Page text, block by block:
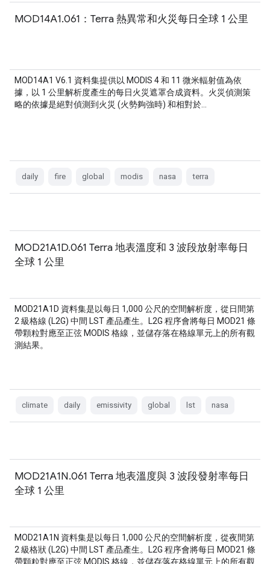
MOD14A1.061：Terra 熱異常和火災每日全球 1 公里
MOD14A1 V6.1 資料集提供以 MODIS 4 和 11 微米輻射值為依
據，以 1 公里解析度產生的每日火災遮罩合成資料。火災偵測策
略的依據是絕對偵測到火災 (火勢夠強時) 和相對於…
daily fire global modis nasa terra
MOD21A1D.061 Terra 地表溫度和 3 波段放射率每日
全球 1 公里
MOD21A1D 資料集是以每日 1,000 公尺的空間解析度，從日間第
2 級格線 (L2G) 中間 LST 產品產生。L2G 程序會將每日 MOD21 條
帶顆粒對應至正弦 MODIS 格線，並儲存落在格線單元上的所有觀
測結果。
climate daily emissivity global lst nasa
MOD21A1N.061 Terra 地表溫度與 3 波段發射率每日
全球 1 公里
MOD21A1N 資料集是以每日 1,000 公尺的空間解析度，從夜間第
2 級格狀 (L2G) 中間 LST 產品產生。L2G 程序會將每日 MOD21 條
帶顆粒對應至正弦 MODIS 格線，並儲存落在格線單元上的所有觀